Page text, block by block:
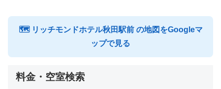
🗺 リッチモンドホテル秋田駅前 の地図をGoogleマ
ップで見る
料金・空室検索